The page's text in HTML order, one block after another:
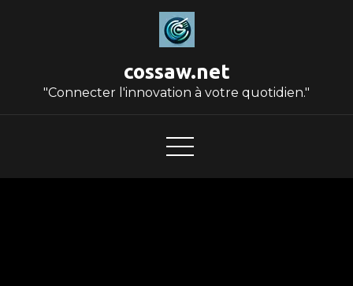
cossaw.net
"Connecter l'innovation à votre quotidien."